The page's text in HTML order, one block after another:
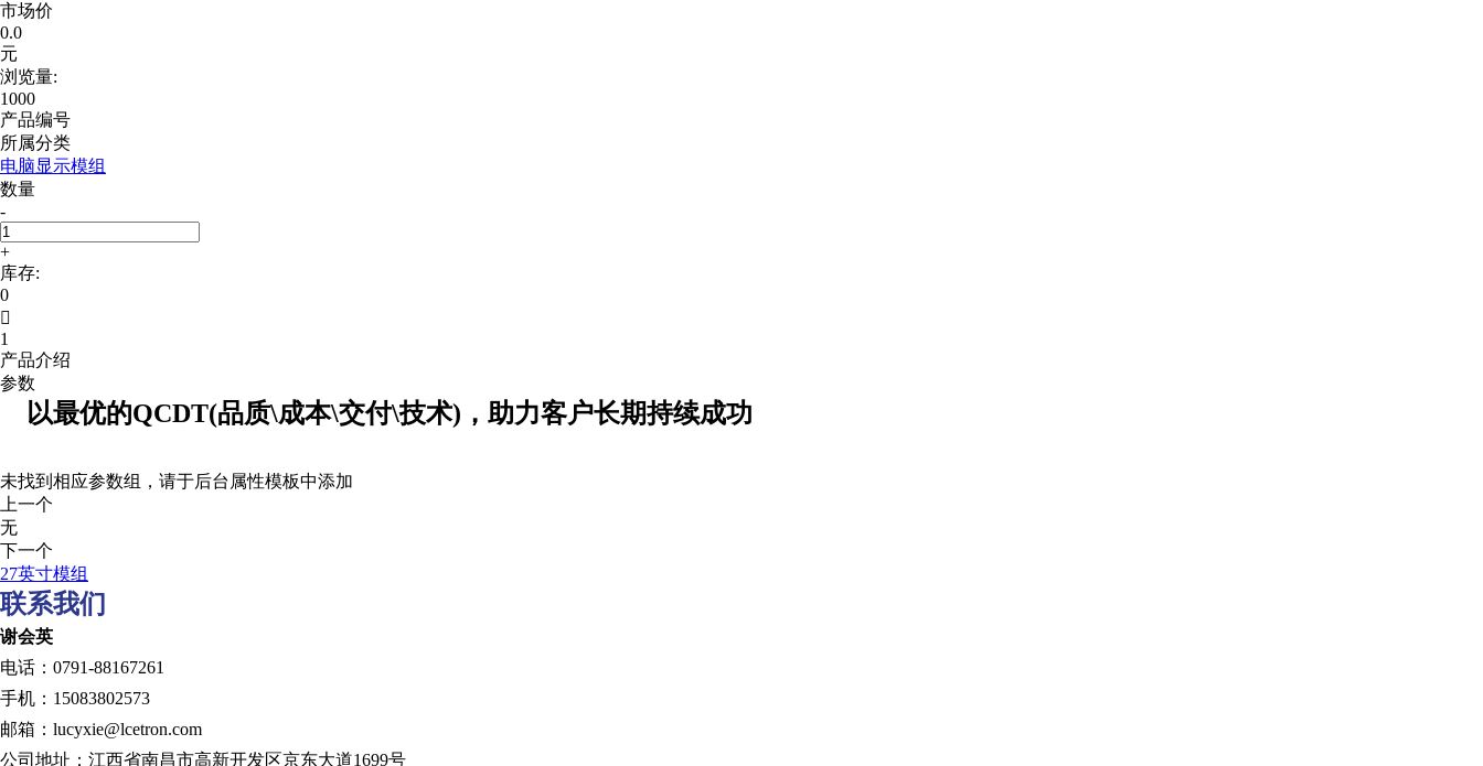
市场价
0.0
元
浏览量:
1000
产品编号
所属分类
电脑显示模组
数量
-
+
库存:
0

1
产品介绍
参数
以最优的QCDT(品质\成本\交付\技术)，助力客户长期持续成功
未找到相应参数组，请于后台属性模板中添加
上一个
无
下一个
27英寸模组
联系我们
谢会英
电话：0791-88167261
手机：15083802573
邮箱：lucyxie@lcetron.com
公司地址：江西省南昌市高新开发区京东大道1699号